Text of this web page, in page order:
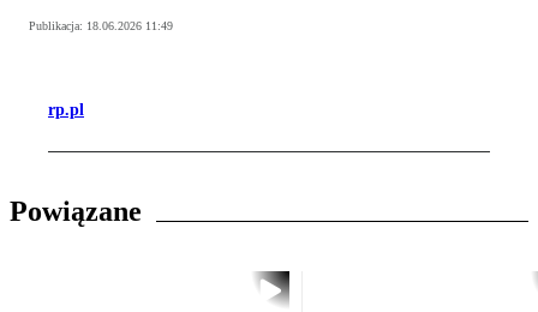
Publikacja: 18.06.2026 11:49
rp.pl
Powiązane